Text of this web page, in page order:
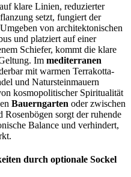
klare Linien, reduzierter
setzt, fungiert der
von architektonischen
und platziert auf einer
Schiefer, kommt die klare
Im mediterranen
mit warmen Terrakotta-
und Natursteinmauern
kosmopolitischer Spiritualität
Bauerngarten oder zwischen
Rosenbögen sorgt der ruhende
Balance und verhindert,
durch optionale Sockel